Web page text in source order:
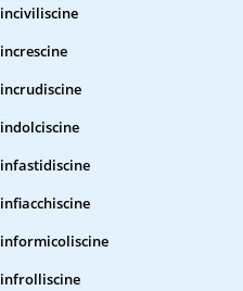
inciviliscine
increscine
incrudiscine
indolciscine
infastidiscine
infiacchiscine
informicoliscine
infrolliscine